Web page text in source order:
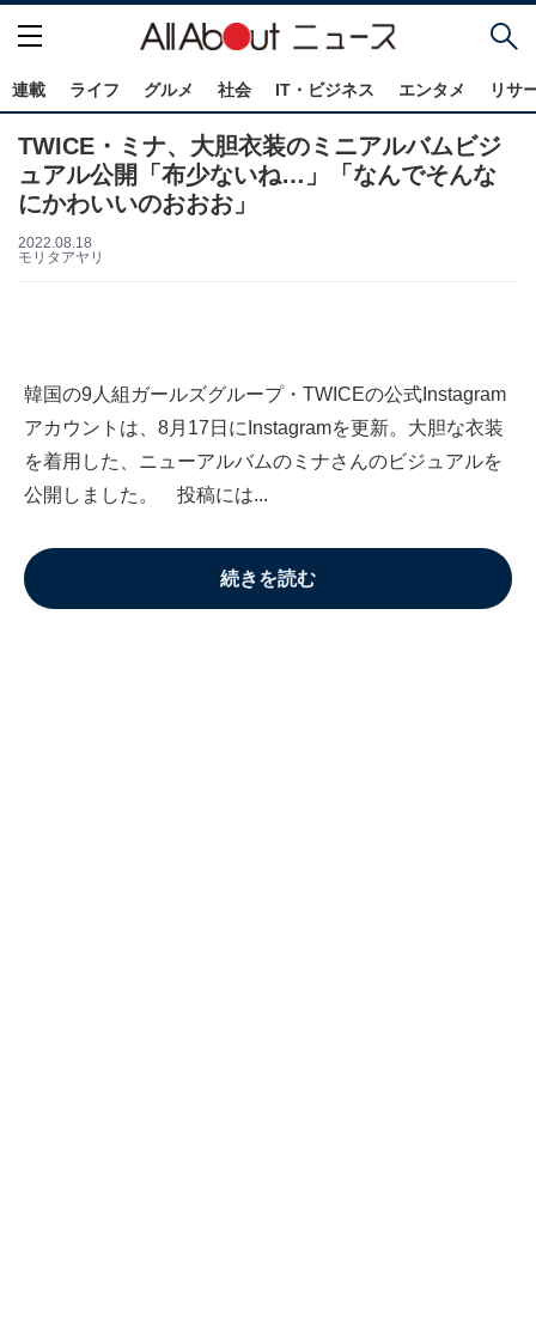
連載 ライフ グルメ 社会 IT・ビジネス エンタメ リサ
TWICE・ミナ、大胆衣装のミニアルバムビジ
ュアル公開「布少ないね…」「なんでそんな
にかわいいのおおお」
2022.08.18
モリタアヤリ
韓国の9人組ガールズグループ・TWICEの公式Instagram
アカウントは、8月17日にInstagramを更新。大胆な衣装
を着用した、ニューアルバムのミナさんのビジュアルを
公開しました。 投稿には...
続きを読む